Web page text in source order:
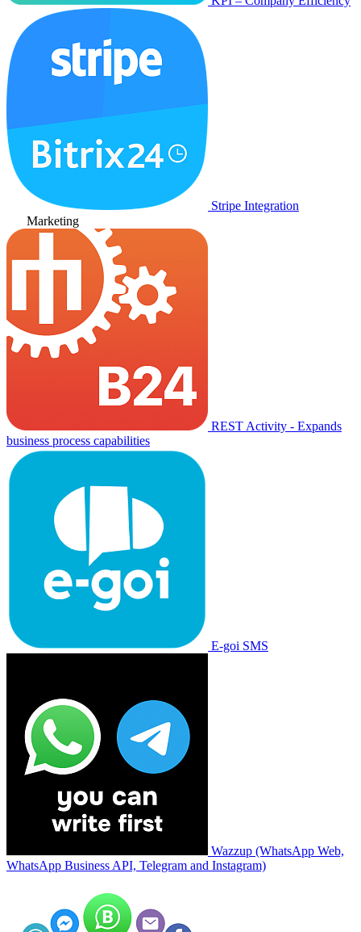
Stripe Integration
Marketing
REST Activity - Expands
business process capabilities
E-goi SMS
Wazzup (WhatsApp Web,
WhatsApp Business API, Telegram and Instagram)